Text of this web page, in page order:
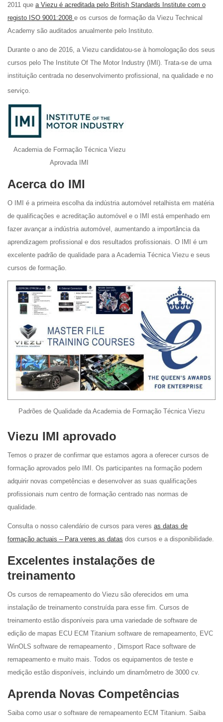
2011 que a Viezu é acreditada pelo British Standards Institute com o
registo ISO 9001:2008 e os cursos de formação da Viezu Technical
Academy são auditados anualmente pelo Instituto.
Durante o ano de 2016, a Viezu candidatou-se à homologação dos seus
cursos pelo The Institute Of The Motor Industry (IMI). Trata-se de uma
instituição centrada no desenvolvimento profissional, na qualidade e no
serviço.
Academia de Formação Técnica Viezu
Aprovada IMI
Acerca do IMI
O IMI é a primeira escolha da indústria automóvel retalhista em matéria
de qualificações e acreditação automóvel e o IMI está empenhado em
fazer avançar a indústria automóvel, aumentando a importância da
aprendizagem profissional e dos resultados profissionais. O IMI é um
excelente padrão de qualidade para a Academia Técnica Viezu e seus
cursos de formação.
Padrões de Qualidade da Academia de Formação Técnica Viezu
Viezu IMI aprovado
Temos o prazer de confirmar que estamos agora a oferecer cursos de
formação aprovados pelo IMI. Os participantes na formação podem
adquirir novas competências e desenvolver as suas qualificações
profissionais num centro de formação centrado nas normas de
qualidade.
Consulta o nosso calendário de cursos para veres as datas de
formação actuais – Para veres as datas dos cursos e a disponibilidade.
Excelentes instalações de
treinamento
Os cursos de remapeamento do Viezu são oferecidos em uma
instalação de treinamento construída para esse fim. Cursos de
treinamento estão disponíveis para uma variedade de software de
edição de mapas ECU ECM Titanium software de remapeamento, EVC
WinOLS software de remapeamento , Dimsport Race software de
remapeamento e muito mais. Todos os equipamentos de teste e
medição estão disponíveis, incluindo um dinamômetro de 3000 cv.
Aprenda Novas Competências
Saiba como usar o software de remapeamento ECM Titanium. Saiba